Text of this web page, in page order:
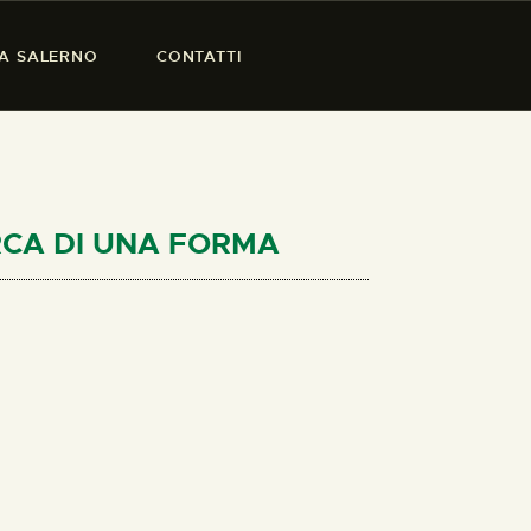
SALERNO CONTATTI
DI UNA FORMA